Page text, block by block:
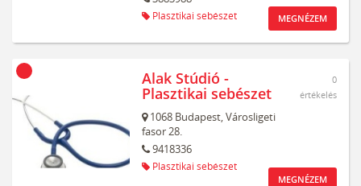
Plasztikai sebészet MEGNÉZEM
Alak Stúdió -
Plasztikai sebészet
1068 Budapest,Városligeti
fasor 28.
9418336
Plasztikai sebészet
0
értékelés
MEGNÉZEM